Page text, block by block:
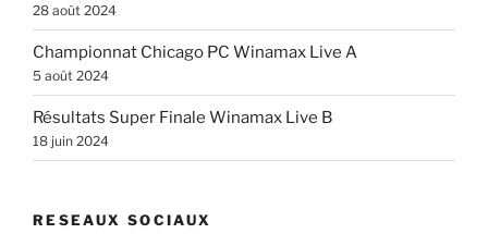
28 août 2024
Championnat Chicago PC Winamax Live A
5 août 2024
Résultats Super Finale Winamax Live B
18 juin 2024
RESEAUX SOCIAUX